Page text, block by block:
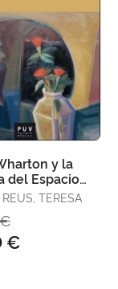
y la
del Espacio
TERESA
€